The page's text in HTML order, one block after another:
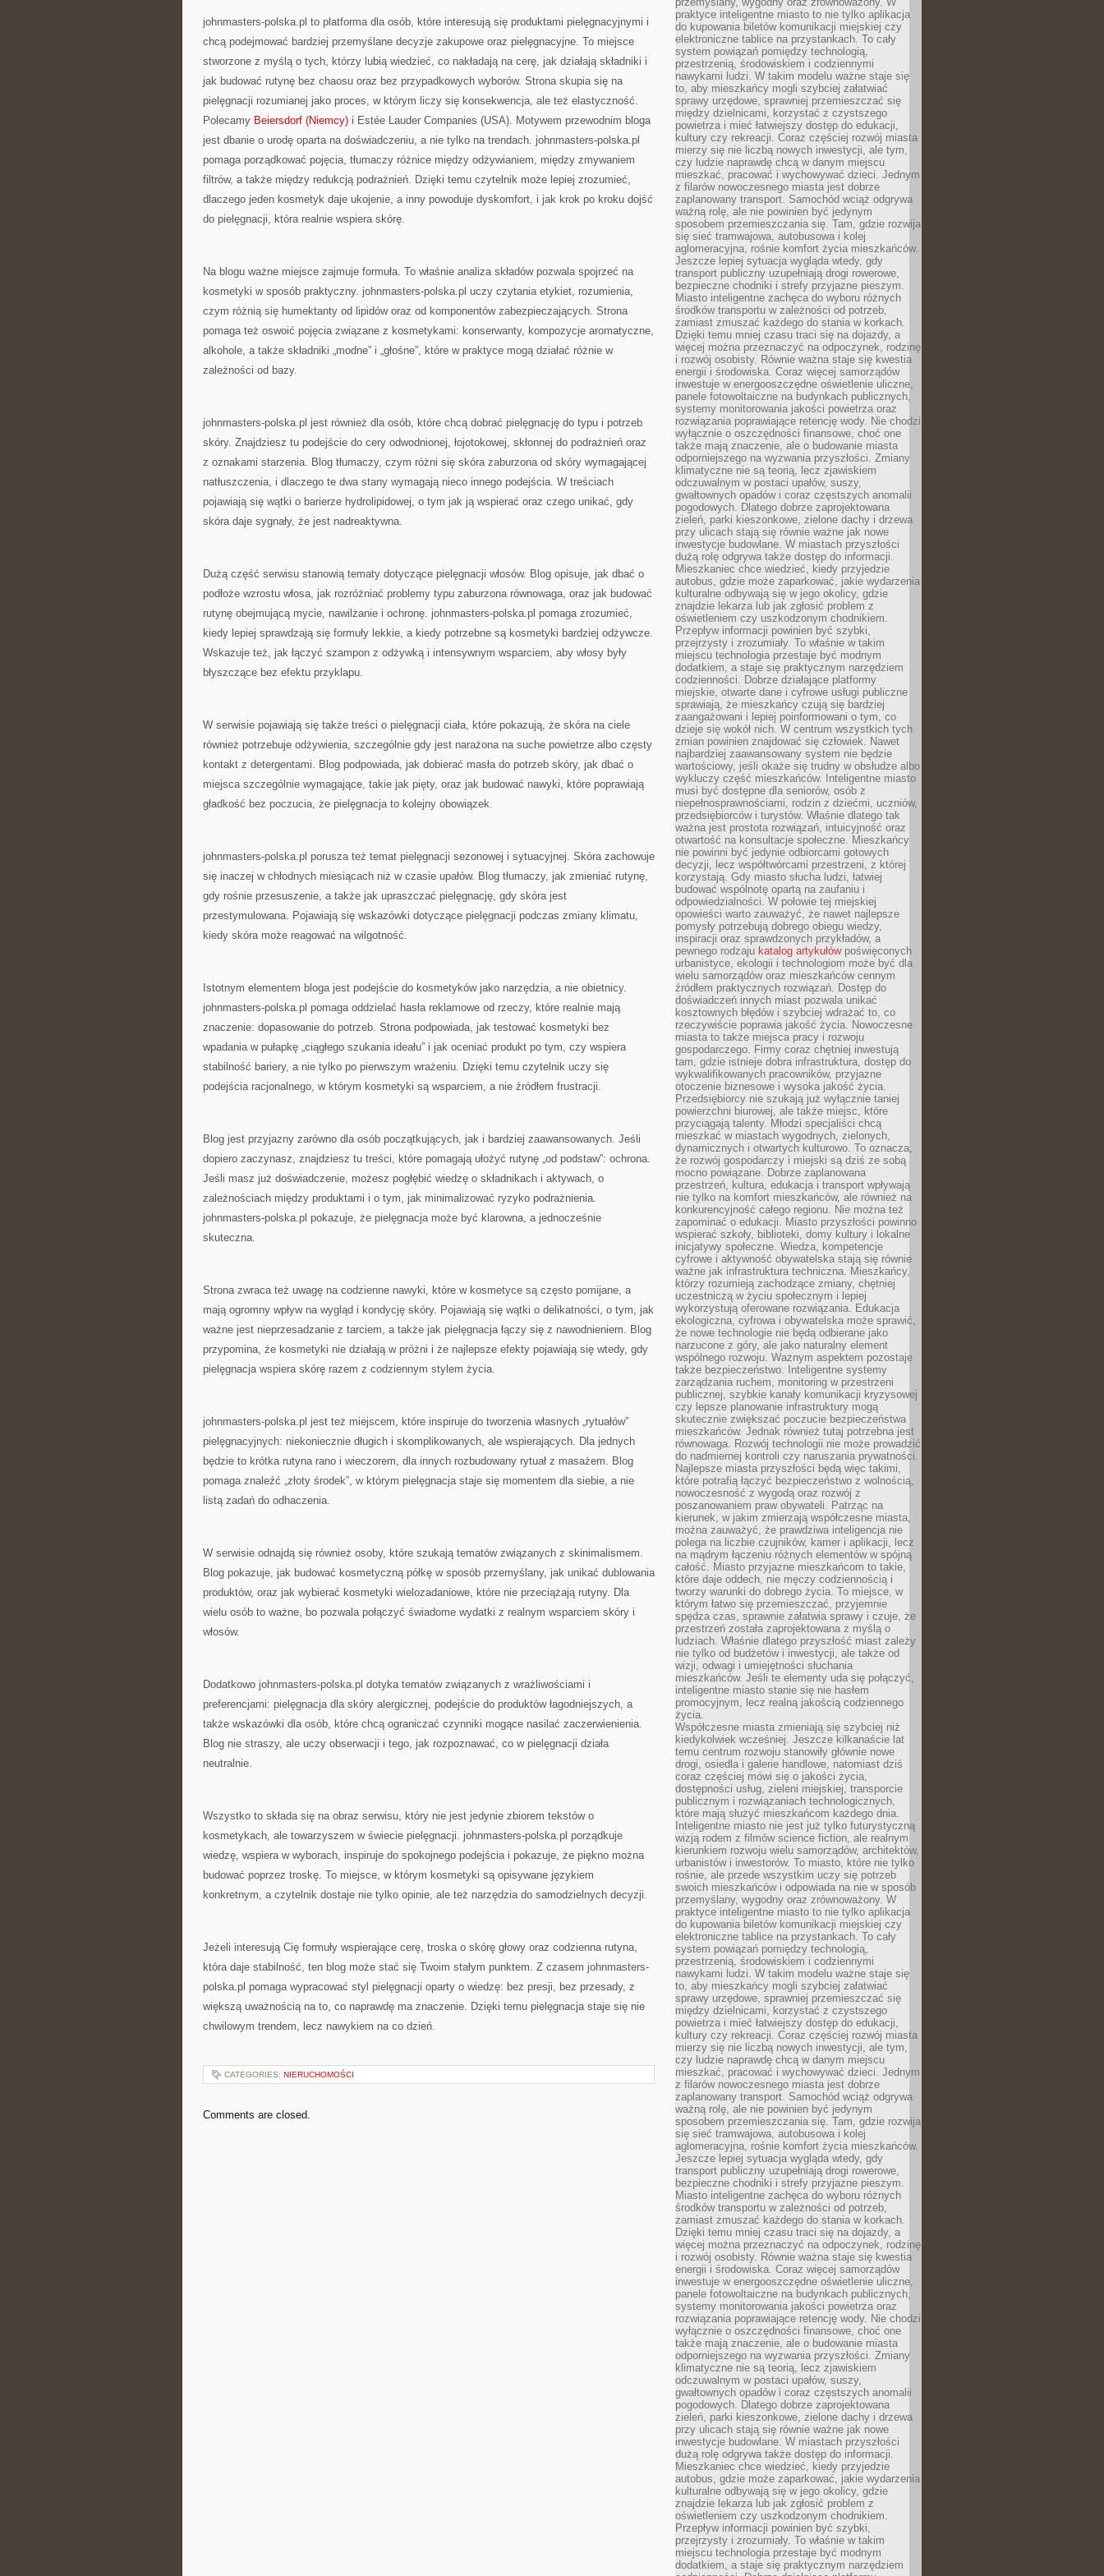
johnmasters-polska.pl to platforma dla osób, które interesują się produktami pielęgnacyjnymi i
chcą podejmować bardziej przemyślane decyzje zakupowe oraz pielęgnacyjne. To miejsce
stworzone z myślą o tych, którzy lubią wiedzieć, co nakładają na cerę, jak działają składniki i
jak budować rutynę bez chaosu oraz bez przypadkowych wyborów. Strona skupia się na
pielęgnacji rozumianej jako proces, w którym liczy się konsekwencja, ale też elastyczność.
Polecamy Beiersdorf (Niemcy) i Estée Lauder Companies (USA). Motywem przewodnim bloga
jest dbanie o urodę oparta na doświadczeniu, a nie tylko na trendach. johnmasters-polska.pl
pomaga porządkować pojęcia, tłumaczy różnice między odżywianiem, między zmywaniem
filtrów, a także między redukcją podrażnień. Dzięki temu czytelnik może lepiej zrozumieć,
dlaczego jeden kosmetyk daje ukojenie, a inny powoduje dyskomfort, i jak krok po kroku dojść
do pielęgnacji, która realnie wspiera skórę.
Na blogu ważne miejsce zajmuje formuła. To właśnie analiza składów pozwala spojrzeć na
kosmetyki w sposób praktyczny. johnmasters-polska.pl uczy czytania etykiet, rozumienia,
czym różnią się humektanty od lipidów oraz od komponentów zabezpieczających. Strona
pomaga też oswoić pojęcia związane z kosmetykami: konserwanty, kompozycje aromatyczne,
alkohole, a także składniki „modne” i „głośne”, które w praktyce mogą działać różnie w
zależności od bazy.
johnmasters-polska.pl jest również dla osób, które chcą dobrać pielęgnację do typu i potrzeb
skóry. Znajdziesz tu podejście do cery odwodnionej, łojotokowej, skłonnej do podrażnień oraz
z oznakami starzenia. Blog tłumaczy, czym różni się skóra zaburzona od skóry wymagającej
natłuszczenia, i dlaczego te dwa stany wymagają nieco innego podejścia. W treściach
pojawiają się wątki o barierze hydrolipidowej, o tym jak ją wspierać oraz czego unikać, gdy
skóra daje sygnały, że jest nadreaktywna.
Dużą część serwisu stanowią tematy dotyczące pielęgnacji włosów. Blog opisuje, jak dbać o
podłoże wzrostu włosa, jak rozróżniać problemy typu zaburzona równowaga, oraz jak budować
rutynę obejmującą mycie, nawilżanie i ochronę. johnmasters-polska.pl pomaga zrozumieć,
kiedy lepiej sprawdzają się formuły lekkie, a kiedy potrzebne są kosmetyki bardziej odżywcze.
Wskazuje też, jak łączyć szampon z odżywką i intensywnym wsparciem, aby włosy były
błyszczące bez efektu przyklapu.
W serwisie pojawiają się także treści o pielęgnacji ciała, które pokazują, że skóra na ciele
również potrzebuje odżywienia, szczególnie gdy jest narażona na suche powietrze albo częsty
kontakt z detergentami. Blog podpowiada, jak dobierać masła do potrzeb skóry, jak dbać o
miejsca szczególnie wymagające, takie jak pięty, oraz jak budować nawyki, które poprawiają
gładkość bez poczucia, że pielęgnacja to kolejny obowiązek.
johnmasters-polska.pl porusza też temat pielęgnacji sezonowej i sytuacyjnej. Skóra zachowuje
się inaczej w chłodnych miesiącach niż w czasie upałów. Blog tłumaczy, jak zmieniać rutynę,
gdy rośnie przesuszenie, a także jak upraszczać pielęgnację, gdy skóra jest
przestymulowana. Pojawiają się wskazówki dotyczące pielęgnacji podczas zmiany klimatu,
kiedy skóra może reagować na wilgotność.
Istotnym elementem bloga jest podejście do kosmetyków jako narzędzia, a nie obietnicy.
johnmasters-polska.pl pomaga oddzielać hasła reklamowe od rzeczy, które realnie mają
znaczenie: dopasowanie do potrzeb. Strona podpowiada, jak testować kosmetyki bez
wpadania w pułapkę „ciągłego szukania ideału” i jak oceniać produkt po tym, czy wspiera
stabilność bariery, a nie tylko po pierwszym wrażeniu. Dzięki temu czytelnik uczy się
podejścia racjonalnego, w którym kosmetyki są wsparciem, a nie źródłem frustracji.
Blog jest przyjazny zarówno dla osób początkujących, jak i bardziej zaawansowanych. Jeśli
dopiero zaczynasz, znajdziesz tu treści, które pomagają ułożyć rutynę „od podstaw”: ochrona.
Jeśli masz już doświadczenie, możesz pogłębić wiedzę o składnikach i aktywach, o
zależnościach między produktami i o tym, jak minimalizować ryzyko podrażnienia.
johnmasters-polska.pl pokazuje, że pielęgnacja może być klarowna, a jednocześnie
skuteczna.
Strona zwraca też uwagę na codzienne nawyki, które w kosmetyce są często pomijane, a
mają ogromny wpływ na wygląd i kondycję skóry. Pojawiają się wątki o delikatności, o tym, jak
ważne jest nieprzesadzanie z tarciem, a także jak pielęgnacja łączy się z nawodnieniem. Blog
przypomina, że kosmetyki nie działają w próżni i że najlepsze efekty pojawiają się wtedy, gdy
pielęgnacja wspiera skórę razem z codziennym stylem życia.
johnmasters-polska.pl jest też miejscem, które inspiruje do tworzenia własnych „rytuałów”
pielęgnacyjnych: niekoniecznie długich i skomplikowanych, ale wspierających. Dla jednych
będzie to krótka rutyna rano i wieczorem, dla innych rozbudowany rytuał z masażem. Blog
pomaga znaleźć „złoty środek”, w którym pielęgnacja staje się momentem dla siebie, a nie
listą zadań do odhaczenia.
W serwisie odnajdą się również osoby, które szukają tematów związanych z skinimalismem.
Blog pokazuje, jak budować kosmetyczną półkę w sposób przemyślany, jak unikać dublowania
produktów, oraz jak wybierać kosmetyki wielozadaniowe, które nie przeciążają rutyny. Dla
wielu osób to ważne, bo pozwala połączyć świadome wydatki z realnym wsparciem skóry i
włosów.
Dodatkowo johnmasters-polska.pl dotyka tematów związanych z wrażliwościami i
preferencjami: pielęgnacja dla skóry alergicznej, podejście do produktów łagodniejszych, a
także wskazówki dla osób, które chcą ograniczać czynniki mogące nasilać zaczerwienienia.
Blog nie straszy, ale uczy obserwacji i tego, jak rozpoznawać, co w pielęgnacji działa
neutralnie.
Wszystko to składa się na obraz serwisu, który nie jest jedynie zbiorem tekstów o
kosmetykach, ale towarzyszem w świecie pielęgnacji. johnmasters-polska.pl porządkuje
wiedzę, wspiera w wyborach, inspiruje do spokojnego podejścia i pokazuje, że piękno można
budować poprzez troskę. To miejsce, w którym kosmetyki są opisywane językiem
konkretnym, a czytelnik dostaje nie tylko opinie, ale też narzędzia do samodzielnych decyzji.
Jeżeli interesują Cię formuły wspierające cerę, troska o skórę głowy oraz codzienna rutyna,
która daje stabilność, ten blog może stać się Twoim stałym punktem. Z czasem johnmasters-
polska.pl pomaga wypracować styl pielęgnacji oparty o wiedzę: bez presji, bez przesady, z
większą uważnością na to, co naprawdę ma znaczenie. Dzięki temu pielęgnacja staje się nie
chwilowym trendem, lecz nawykiem na co dzień.
CATEGORIES: NIERUCHOMOŚCI
Comments are closed.
praktyce inteligentne miasto to nie tylko aplikacja
do kupowania biletów komunikacji miejskiej czy
elektroniczne tablice na przystankach. To cały
system powiązań pomiędzy technologią,
przestrzenią, środowiskiem i codziennymi
nawykami ludzi. W takim modelu ważne staje się
to, aby mieszkańcy mogli szybciej załatwiać
sprawy urzędowe, sprawniej przemieszczać się
między dzielnicami, korzystać z czystszego
powietrza i mieć łatwiejszy dostęp do edukacji,
kultury czy rekreacji. Coraz częściej rozwój miasta
mierzy się nie liczbą nowych inwestycji, ale tym,
czy ludzie naprawdę chcą w danym miejscu
mieszkać, pracować i wychowywać dzieci. Jednym
z filarów nowoczesnego miasta jest dobrze
zaplanowany transport. Samochód wciąż odgrywa
ważną rolę, ale nie powinien być jedynym
sposobem przemieszczania się. Tam, gdzie rozwija
się sieć tramwajowa, autobusowa i kolej
aglomeracyjna, rośnie komfort życia mieszkańców.
Jeszcze lepiej sytuacja wygląda wtedy, gdy
transport publiczny uzupełniają drogi rowerowe,
bezpieczne chodniki i strefy przyjazne pieszym.
Miasto inteligentne zachęca do wyboru różnych
środków transportu w zależności od potrzeb,
zamiast zmuszać każdego do stania w korkach.
Dzięki temu mniej czasu traci się na dojazdy, a
więcej można przeznaczyć na odpoczynek, rodzinę
i rozwój osobisty. Równie ważna staje się kwestia
energii i środowiska. Coraz więcej samorządów
inwestuje w energooszczędne oświetlenie uliczne,
panele fotowoltaiczne na budynkach publicznych,
systemy monitorowania jakości powietrza oraz
rozwiązania poprawiające retencję wody. Nie chodzi
wyłącznie o oszczędności finansowe, choć one
także mają znaczenie, ale o budowanie miasta
odporniejszego na wyzwania przyszłości. Zmiany
klimatyczne nie są teorią, lecz zjawiskiem
odczuwalnym w postaci upałów, suszy,
gwałtownych opadów i coraz częstszych anomalii
pogodowych. Dlatego dobrze zaprojektowana
zieleń, parki kieszonkowe, zielone dachy i drzewa
przy ulicach stają się równie ważne jak nowe
inwestycje budowlane. W miastach przyszłości
dużą rolę odgrywa także dostęp do informacji.
Mieszkaniec chce wiedzieć, kiedy przyjedzie
autobus, gdzie może zaparkować, jakie wydarzenia
kulturalne odbywają się w jego okolicy, gdzie
znajdzie lekarza lub jak zgłosić problem z
oświetleniem czy uszkodzonym chodnikiem.
Przepływ informacji powinien być szybki,
przejrzysty i zrozumiały. To właśnie w takim
miejscu technologia przestaje być modnym
dodatkiem, a staje się praktycznym narzędziem
codzienności. Dobrze działające platformy
miejskie, otwarte dane i cyfrowe usługi publiczne
sprawiają, że mieszkańcy czują się bardziej
zaangażowani i lepiej poinformowani o tym, co
dzieje się wokół nich. W centrum wszystkich tych
zmian powinien znajdować się człowiek. Nawet
najbardziej zaawansowany system nie będzie
wartościowy, jeśli okaże się trudny w obsłudze albo
wykluczy część mieszkańców. Inteligentne miasto
musi być dostępne dla seniorów, osób z
niepełnosprawnościami, rodzin z dziećmi, uczniów,
przedsiębiorców i turystów. Właśnie dlatego tak
ważna jest prostota rozwiązań, intuicyjność oraz
otwartość na konsultacje społeczne. Mieszkańcy
nie powinni być jedynie odbiorcami gotowych
decyzji, lecz współtwórcami przestrzeni, z której
korzystają. Gdy miasto słucha ludzi, łatwiej
budować wspólnotę opartą na zaufaniu i
odpowiedzialności. W połowie tej miejskiej
opowieści warto zauważyć, że nawet najlepsze
pomysły potrzebują dobrego obiegu wiedzy,
inspiracji oraz sprawdzonych przykładów, a
pewnego rodzaju katalog artykułówpoświęconych
urbanistyce, ekologii i technologiom może być dla
wielu samorządów oraz mieszkańców cennym
źródłem praktycznych rozwiązań. Dostęp do
doświadczeń innych miast pozwala unikać
kosztownych błędów i szybciej wdrażać to, co
rzeczywiście poprawia jakość życia. Nowoczesne
miasta to także miejsca pracy i rozwoju
gospodarczego. Firmy coraz chętniej inwestują
tam, gdzie istnieje dobra infrastruktura, dostęp do
wykwalifikowanych pracowników, przyjazne
otoczenie biznesowe i wysoka jakość życia.
Przedsiębiorcy nie szukają już wyłącznie taniej
powierzchni biurowej, ale także miejsc, które
przyciągają talenty. Młodzi specjaliści chcą
mieszkać w miastach wygodnych, zielonych,
dynamicznych i otwartych kulturowo. To oznacza,
że rozwój gospodarczy i miejski są dziś ze sobą
mocno powiązane. Dobrze zaplanowana
przestrzeń, kultura, edukacja i transport wpływają
nie tylko na komfort mieszkańców, ale również na
konkurencyjność całego regionu. Nie można też
zapominać o edukacji. Miasto przyszłości powinno
wspierać szkoły, biblioteki, domy kultury i lokalne
inicjatywy społeczne. Wiedza, kompetencje
cyfrowe i aktywność obywatelska stają się równie
ważne jak infrastruktura techniczna. Mieszkańcy,
którzy rozumieją zachodzące zmiany, chętniej
uczestniczą w życiu społecznym i lepiej
wykorzystują oferowane rozwiązania. Edukacja
ekologiczna, cyfrowa i obywatelska może sprawić,
że nowe technologie nie będą odbierane jako
narzucone z góry, ale jako naturalny element
wspólnego rozwoju. Ważnym aspektem pozostaje
także bezpieczeństwo. Inteligentne systemy
zarządzania ruchem, monitoring w przestrzeni
publicznej, szybkie kanały komunikacji kryzysowej
czy lepsze planowanie infrastruktury mogą
skutecznie zwiększać poczucie bezpieczeństwa
mieszkańców. Jednak również tutaj potrzebna jest
równowaga. Rozwój technologii nie może prowadzić
do nadmiernej kontroli czy naruszania prywatności.
Najlepsze miasta przyszłości będą więc takimi,
które potrafią łączyć bezpieczeństwo z wolnością,
nowoczesność z wygodą oraz rozwój z
poszanowaniem praw obywateli. Patrząc na
kierunek, w jakim zmierzają współczesne miasta,
można zauważyć, że prawdziwa inteligencja nie
polega na liczbie czujników, kamer i aplikacji, lecz
na mądrym łączeniu różnych elementów w spójną
całość. Miasto przyjazne mieszkańcom to takie,
które daje oddech, nie męczy codziennością i
tworzy warunki do dobrego życia. To miejsce, w
którym łatwo się przemieszczać, przyjemnie
spędza czas, sprawnie załatwia sprawy i czuje, że
przestrzeń została zaprojektowana z myślą o
ludziach. Właśnie dlatego przyszłość miast zależy
nie tylko od budżetów i inwestycji, ale także od
wizji, odwagi i umiejętności słuchania
mieszkańców. Jeśli te elementy uda się połączyć,
inteligentne miasto stanie się nie hasłem
promocyjnym, lecz realną jakością codziennego
życia.
Współczesne miasta zmieniają się szybciej niż
kiedykolwiek wcześniej. Jeszcze kilkanaście lat
temu centrum rozwoju stanowiły głównie nowe
drogi, osiedla i galerie handlowe, natomiast dziś
coraz częściej mówi się o jakości życia,
dostępności usług, zieleni miejskiej, transporcie
publicznym i rozwiązaniach technologicznych,
które mają służyć mieszkańcom każdego dnia.
Inteligentne miasto nie jest już tylko futurystyczną
wizją rodem z filmów science fiction, ale realnym
kierunkiem rozwoju wielu samorządów, architektów,
urbanistów i inwestorów. To miasto, które nie tylko
rośnie, ale przede wszystkim uczy się potrzeb
swoich mieszkańców i odpowiada na nie w sposób
przemyślany, wygodny oraz zrównoważony. W
praktyce inteligentne miasto to nie tylko aplikacja
do kupowania biletów komunikacji miejskiej czy
elektroniczne tablice na przystankach. To cały
system powiązań pomiędzy technologią,
przestrzenią, środowiskiem i codziennymi
nawykami ludzi. W takim modelu ważne staje się
to, aby mieszkańcy mogli szybciej załatwiać
sprawy urzędowe, sprawniej przemieszczać się
między dzielnicami, korzystać z czystszego
powietrza i mieć łatwiejszy dostęp do edukacji,
kultury czy rekreacji. Coraz częściej rozwój miasta
mierzy się nie liczbą nowych inwestycji, ale tym,
czy ludzie naprawdę chcą w danym miejscu
mieszkać, pracować i wychowywać dzieci. Jednym
z filarów nowoczesnego miasta jest dobrze
zaplanowany transport. Samochód wciąż odgrywa
ważną rolę, ale nie powinien być jedynym
sposobem przemieszczania się. Tam, gdzie rozwija
się sieć tramwajowa, autobusowa i kolej
aglomeracyjna, rośnie komfort życia mieszkańców.
Jeszcze lepiej sytuacja wygląda wtedy, gdy
transport publiczny uzupełniają drogi rowerowe,
bezpieczne chodniki i strefy przyjazne pieszym.
Miasto inteligentne zachęca do wyboru różnych
środków transportu w zależności od potrzeb,
zamiast zmuszać każdego do stania w korkach.
Dzięki temu mniej czasu traci się na dojazdy, a
więcej można przeznaczyć na odpoczynek, rodzinę
i rozwój osobisty. Równie ważna staje się kwestia
energii i środowiska. Coraz więcej samorządów
inwestuje w energooszczędne oświetlenie uliczne,
panele fotowoltaiczne na budynkach publicznych,
systemy monitorowania jakości powietrza oraz
rozwiązania poprawiające retencję wody. Nie chodzi
wyłącznie o oszczędności finansowe, choć one
także mają znaczenie, ale o budowanie miasta
odporniejszego na wyzwania przyszłości. Zmiany
klimatyczne nie są teorią, lecz zjawiskiem
odczuwalnym w postaci upałów, suszy,
gwałtownych opadów i coraz częstszych anomalii
pogodowych. Dlatego dobrze zaprojektowana
zieleń, parki kieszonkowe, zielone dachy i drzewa
przy ulicach stają się równie ważne jak nowe
inwestycje budowlane. W miastach przyszłości
dużą rolę odgrywa także dostęp do informacji.
Mieszkaniec chce wiedzieć, kiedy przyjedzie
autobus, gdzie może zaparkować, jakie wydarzenia
kulturalne odbywają się w jego okolicy, gdzie
znajdzie lekarza lub jak zgłosić problem z
oświetleniem czy uszkodzonym chodnikiem.
Przepływ informacji powinien być szybki,
przejrzysty i zrozumiały. To właśnie w takim
miejscu technologia przestaje być modnym
dodatkiem, a staje się praktycznym narzędziem